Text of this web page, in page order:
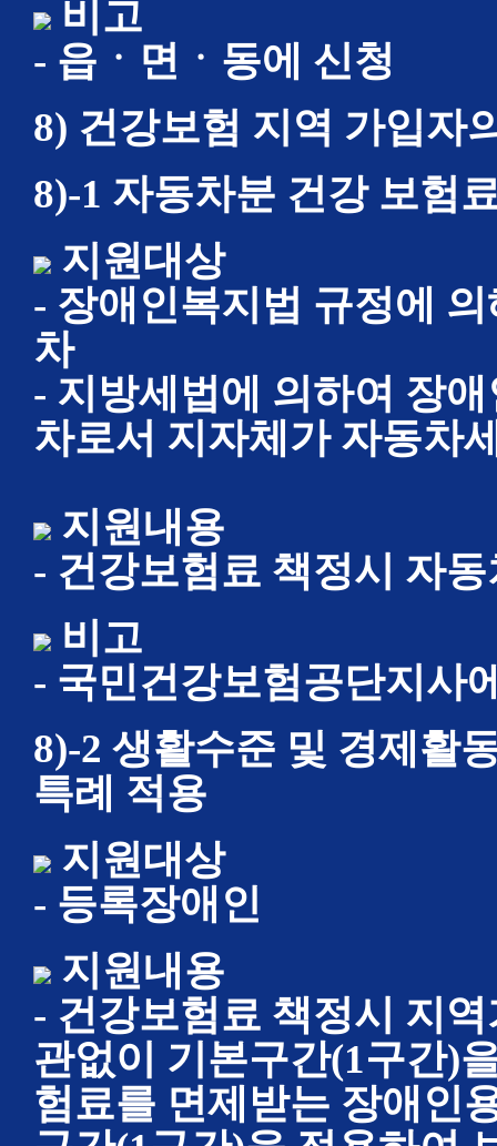
비고
- 읍ㆍ면ㆍ동에 신청
8) 건강보험 지역 가입자
8)-1 자동차분 건강 보험
지원대상
- 장애인복지법 규정에
차
- 지방세법에 의하여 장
차로서 지자체가 자동차
지원내용
- 건강보험료 책정시 자
비고
- 국민건강보험공단지사
8)-2 생활수준 및 경제활
특례 적용
지원대상
- 등록장애인
지원내용
- 건강보험료 책정시 지
관없이 기본구간(1구간)
험료를 면제받는 장애인